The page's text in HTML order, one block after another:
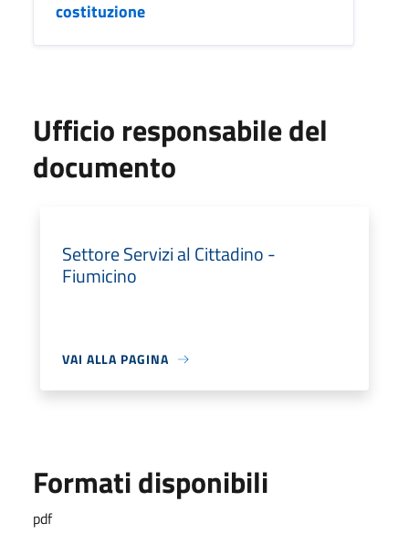
costituzione
Ufficio responsabile del
documento
Settore Servizi al Cittadino -
Fiumicino
VAI ALLA PAGINA
Formati disponibili
pdf